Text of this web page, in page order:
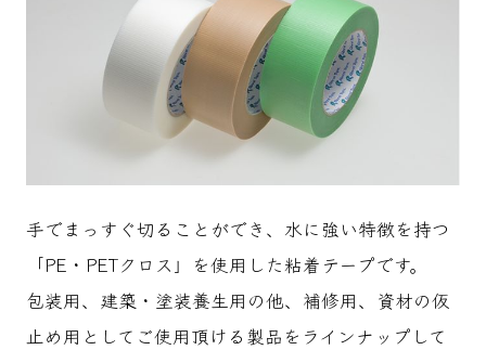
手でまっすぐ切ることができ、水に強い特徴を持つ
「PE・PETクロス」を使用した粘着テープです。
包装用、建築・塗装養生用の他、補修用、資材の仮
止め用としてご使用頂ける製品をラインナップして